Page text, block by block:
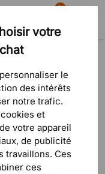
votre
le
des intérêts
notre trafic.
et
votre appareil
de publicité
travaillons. Ces
ces
Recherche
81
Panier
& tables basses